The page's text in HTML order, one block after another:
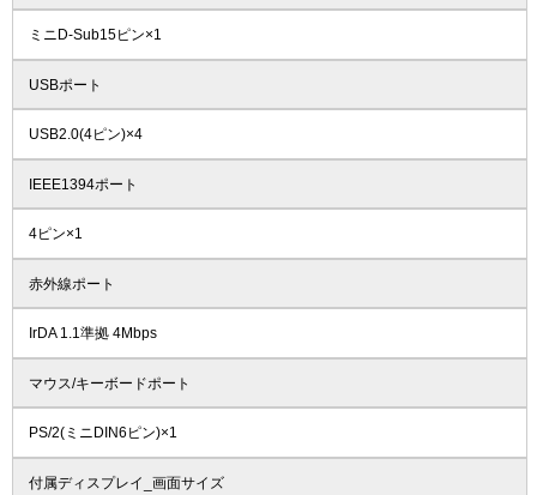
ミニD-Sub15ピン×1
USBポート
USB2.0(4ピン)×4
IEEE1394ポート
4ピン×1
赤外線ポート
IrDA 1.1準拠 4Mbps
マウス/キーボードポート
PS/2(ミニDIN6ピン)×1
付属ディスプレイ_画面サイズ